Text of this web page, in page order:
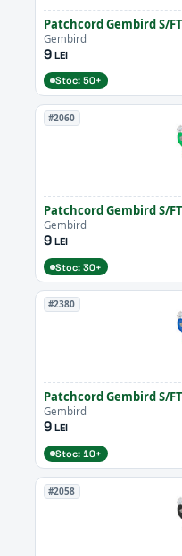
Patchcord Gembird S/
Gembird
9LEI
Stoc: 50+
#2060
Patchcord Gembird S/
Gembird
9LEI
Stoc: 30+
#2380
Patchcord Gembird S/
Gembird
9LEI
Stoc: 10+
#2058